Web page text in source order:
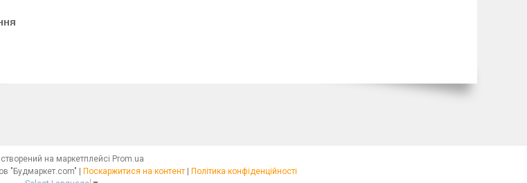
на маркетплейсі Prom.ua
Интернет - магазин строительных материалов "Будмаркет.com" | Поскаржитися на контент | Політика конфіденційності